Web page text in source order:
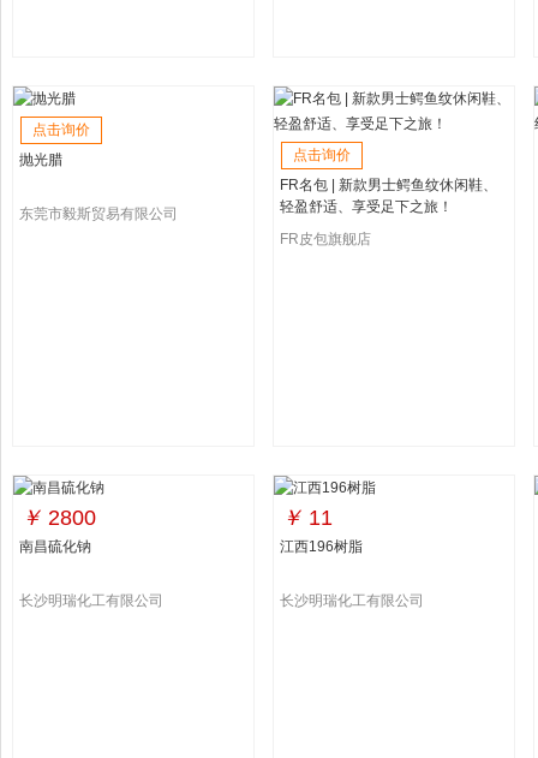
点击询价
抛光腊
东莞市毅斯贸易有限公司
点击询价
FR名包 | 新款男士鳄鱼纹休闲鞋、
轻盈舒适、享受足下之旅！
FR皮包旗舰店
￥ 2800
南昌硫化钠
长沙明瑞化工有限公司
￥ 11
江西196树脂
长沙明瑞化工有限公司